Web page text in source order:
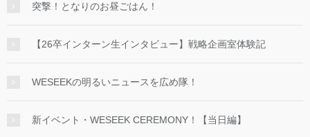
突撃！となりのお昼ごはん！
【26卒インターン生インタビュー】戦略企画室体験記
WESEEKの明るいニュースを広め隊！
新イベント・WESEEK CEREMONY！【当日編】